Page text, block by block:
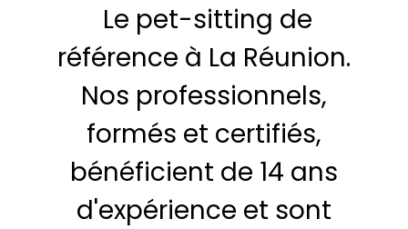
Le pet-sitting de
référence à La Réunion.
Nos professionnels,
formés et certifiés,
bénéficient de 14 ans
d'expérience et sont